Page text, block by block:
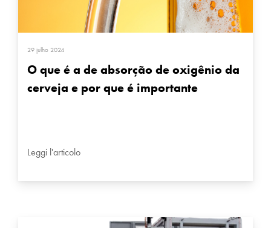
29 julho 2024
O que é a de absorção de oxigênio da
cerveja e por que é importante
Leggi l'articolo